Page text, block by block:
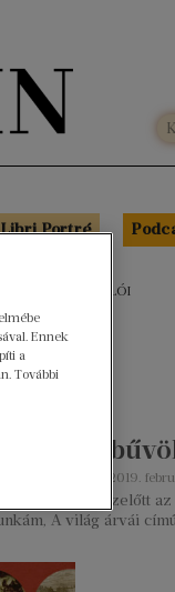
Libri Portré
AJÁNLÓI
A valóság
2019.
néhány évvel ezelőtt
A világ árvái
Ennek
a
További